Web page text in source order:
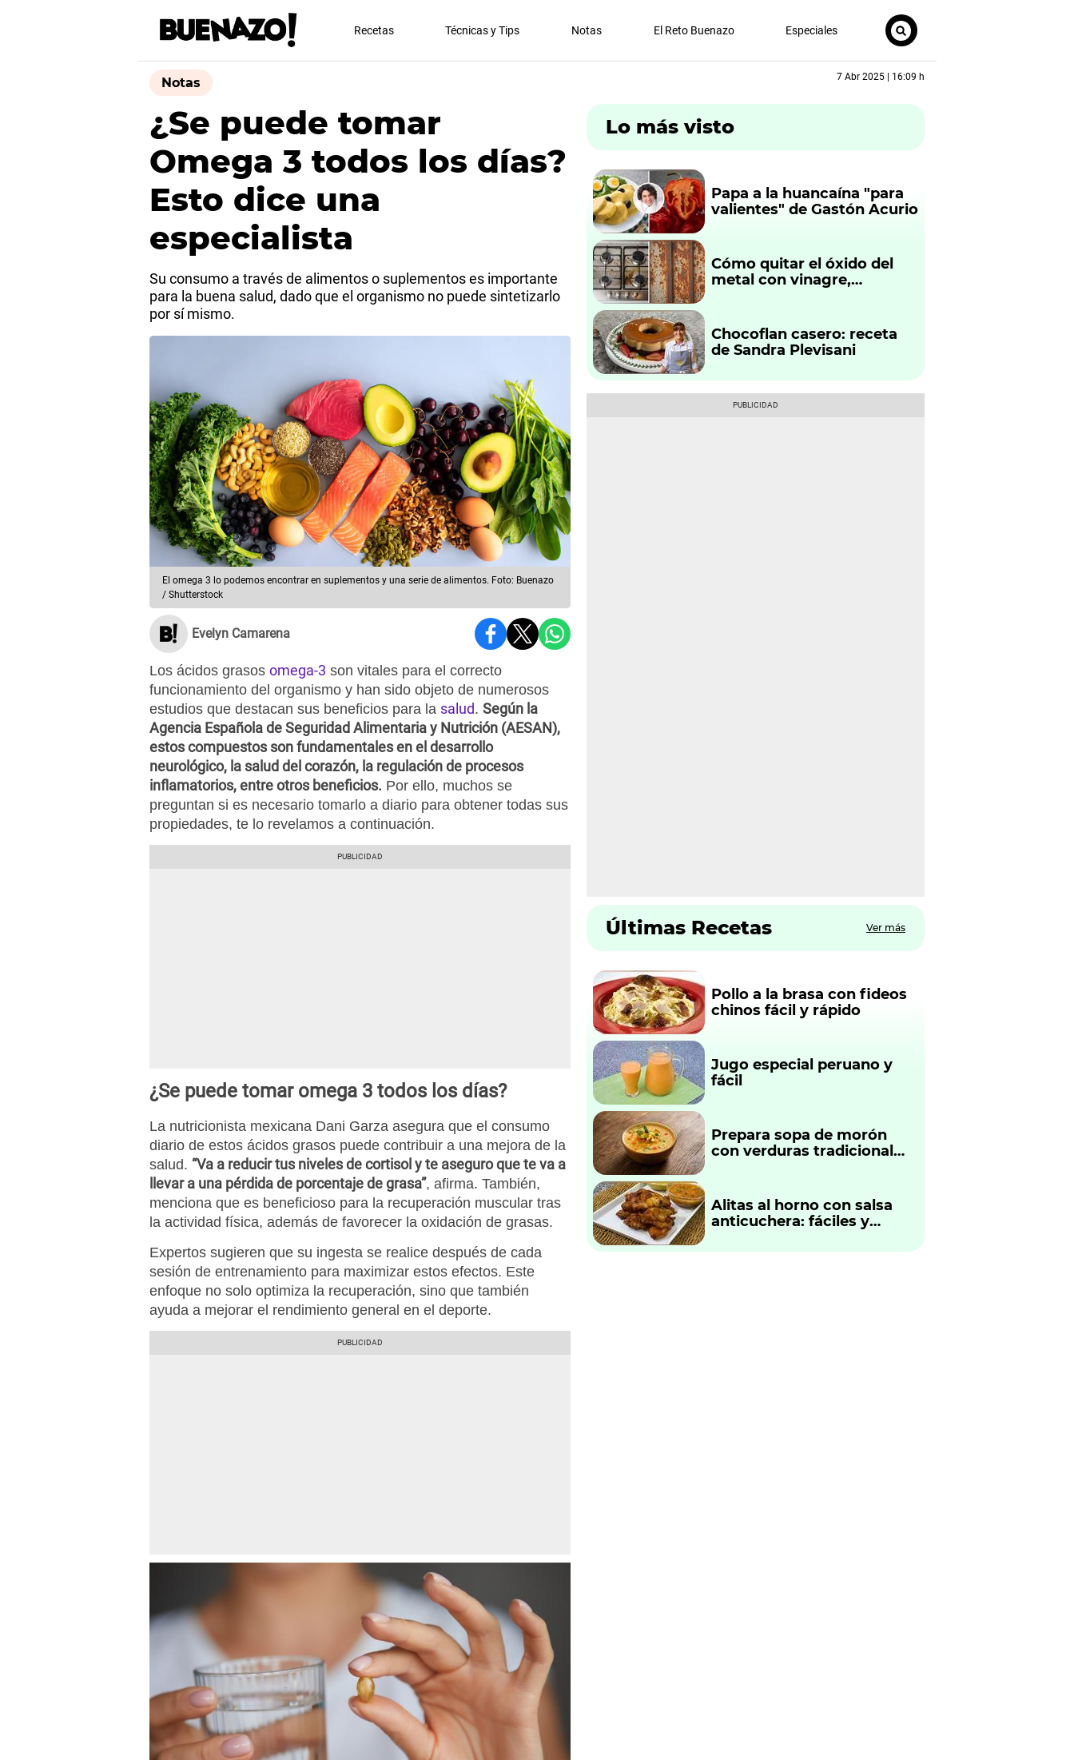
Recetas Técnicas y Tips Notas El Reto Buenazo Especiales
Notas 7 Abr 2025 | 16:09 h
¿Se puede tomar
Omega 3 todos los días?
Esto dice una
especialista
Su consumo a través de alimentos o suplementos es importante
para la buena salud, dado que el organismo no puede sintetizarlo
por sí mismo.
El omega 3 lo podemos encontrar en suplementos y una serie de alimentos. Foto: Buenazo
/ Shutterstock
Evelyn Camarena
Los ácidos grasos omega-3 son vitales para el correcto
funcionamiento del organismo y han sido objeto de numerosos
estudios que destacan sus beneficios para la salud. Según la
Agencia Española de Seguridad Alimentaria y Nutrición (AESAN),
estos compuestos son fundamentales en el desarrollo
neurológico, la salud del corazón, la regulación de procesos
inflamatorios, entre otros beneficios. Por ello, muchos se
preguntan si es necesario tomarlo a diario para obtener todas sus
propiedades, te lo revelamos a continuación.
¿Se puede tomar omega 3 todos los días?
La nutricionista mexicana Dani Garza asegura que el consumo
diario de estos ácidos grasos puede contribuir a una mejora de la
salud. “Va a reducir tus niveles de cortisol y te aseguro que te va a
llevar a una pérdida de porcentaje de grasa”, afirma. También,
menciona que es beneficioso para la recuperación muscular tras
la actividad física, además de favorecer la oxidación de grasas.
Expertos sugieren que su ingesta se realice después de cada
sesión de entrenamiento para maximizar estos efectos. Este
enfoque no solo optimiza la recuperación, sino que también
ayuda a mejorar el rendimiento general en el deporte.
Lo más visto
Papa a la huancaína "para
valientes" de Gastón Acurio
Cómo quitar el óxido del
metal con vinagre,
funciona
Chocoflan casero: receta
de Sandra Plevisani
Últimas Recetas Ver más
Pollo a la brasa con fideos
chinos fácil y rápido
Jugo especial peruano y
fácil
Prepara sopa de morón
con verduras tradicional
Alitas al horno con salsa
anticuchera: fáciles y